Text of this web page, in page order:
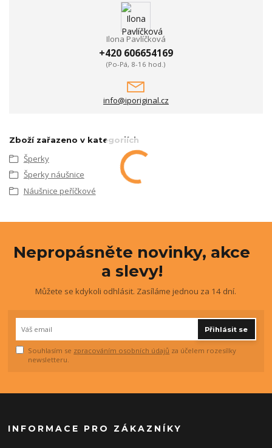
Ilona Pavlíčková
+420 606654169
(Po-Pá, 8-16 hod.)
info@iporiginal.cz
Zboží zařazeno v kategoriích
Šperky
Šperky náušnice
Náušnice peříčkové
Nepropásněte novinky, akce
a slevy!
Můžete se kdykoli odhlásit. Zasíláme jednou za 14 dní.
Přihlásit se
Souhlasím se zpracováním osobních údajů za účelem rozesílky
newsletteru.
INFORMACE PRO ZÁKAZNÍKY